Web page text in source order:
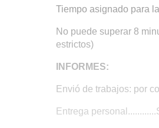
Tiempo asignado para
No puede superar 8
estrictos)
INFORMES:
Envió de trabajos: por
Entrega